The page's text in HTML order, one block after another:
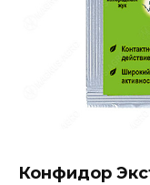
Конфидор